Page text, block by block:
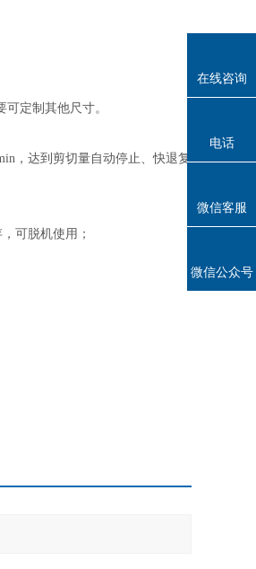
可定制其他尺寸。
，达到剪切量自动停止、快退复
可脱机使用；
在线咨询
电话
微信客服
微信公众号